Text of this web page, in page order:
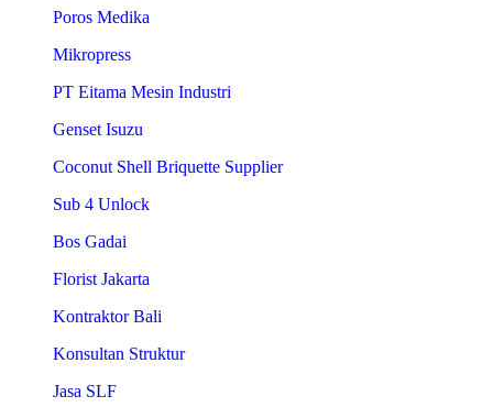
Poros Medika
Mikropress
PT Eitama Mesin Industri
Genset Isuzu
Coconut Shell Briquette Supplier
Sub 4 Unlock
Bos Gadai
Florist Jakarta
Kontraktor Bali
Konsultan Struktur
Jasa SLF